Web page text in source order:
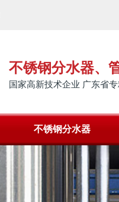
不锈钢分水器、
国家高新技术企业 广东省
不锈钢分水器